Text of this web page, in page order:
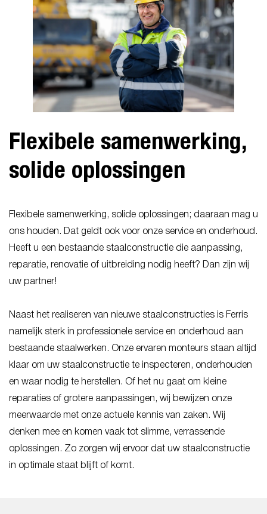
Flexibele samenwerking,
solide oplossingen
Flexibele samenwerking, solide oplossingen; daaraan mag u
ons houden. Dat geldt ook voor onze service en onderhoud.
Heeft u een bestaande staalconstructie die aanpassing,
reparatie, renovatie of uitbreiding nodig heeft? Dan zijn wij
uw partner!
Naast het realiseren van nieuwe staalconstructies is Ferris
namelijk sterk in professionele service en onderhoud aan
bestaande staalwerken. Onze ervaren monteurs staan altijd
klaar om uw staalconstructie te inspecteren, onderhouden
en waar nodig te herstellen. Of het nu gaat om kleine
reparaties of grotere aanpassingen, wij bewijzen onze
meerwaarde met onze actuele kennis van zaken. Wij
denken mee en komen vaak tot slimme, verrassende
oplossingen. Zo zorgen wij ervoor dat uw staalconstructie
in optimale staat blijft of komt.